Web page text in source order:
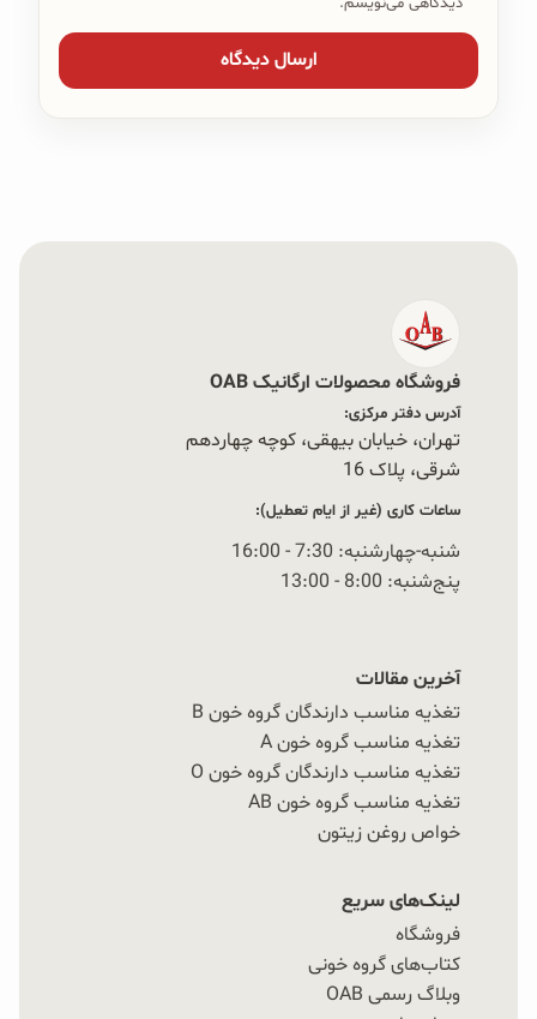
فروشگاه محصولات ارگانیک OAB
آدرس دفتر مرکزی:
تهران، خیابان بیهقی، کوچه چهاردهم
شرقی، پلاک 16‭
ساعات کاری (غیر از ایام تعطیل):
شنبه-چهارشنبه: 7:30 - 16:00
پنج‌شنبه: 8:00 - 13:00
آخرین مقالات
تغذیه مناسب دارندگان گروه خون B
تغذیه مناسب گروه خون A
تغذیه مناسب دارندگان گروه خون O
تغذیه مناسب گروه خون AB
خواص روغن زیتون
لینک‌های سریع
فروشگاه
کتاب‌های گروه خونی
وبلاگ رسمی OAB